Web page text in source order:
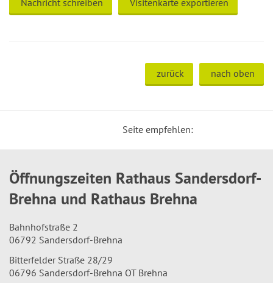
Nachricht schreiben Visitenkarte exportieren
zurück nach oben
Seite empfehlen:
Öffnungszeiten Rathaus Sandersdorf-
Brehna und Rathaus Brehna
Bahnhofstraße 2
06792 Sandersdorf-Brehna
Bitterfelder Straße 28/29
06796 Sandersdorf-Brehna OT Brehna